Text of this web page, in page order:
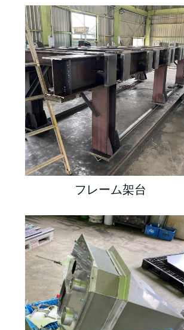
フレーム架台